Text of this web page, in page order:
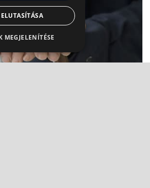
MEGJELENÍTÉSE